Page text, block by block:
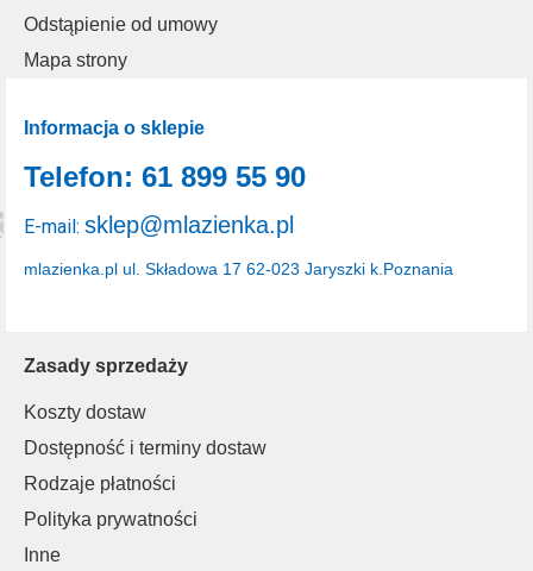
Odstąpienie od umowy
Mapa strony
Zasady sprzedaży
Koszty dostaw
Dostępność i terminy dostaw
Rodzaje płatności
Polityka prywatności
Inne
Informacja o sklepie
mlazienka.pl ul. Składowa 17 62-023 Jaryszki k.Poznania
Telefon: 61 899 55 90
E-mail: sklep@mlazienka.pl